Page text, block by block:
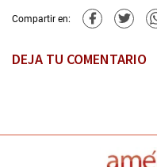
Compartir en:
DEJA TU COMENTARIO